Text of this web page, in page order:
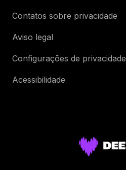
Contatos sobre privacidade
Aviso legal
Configurações de privacidade
Acessibilidade